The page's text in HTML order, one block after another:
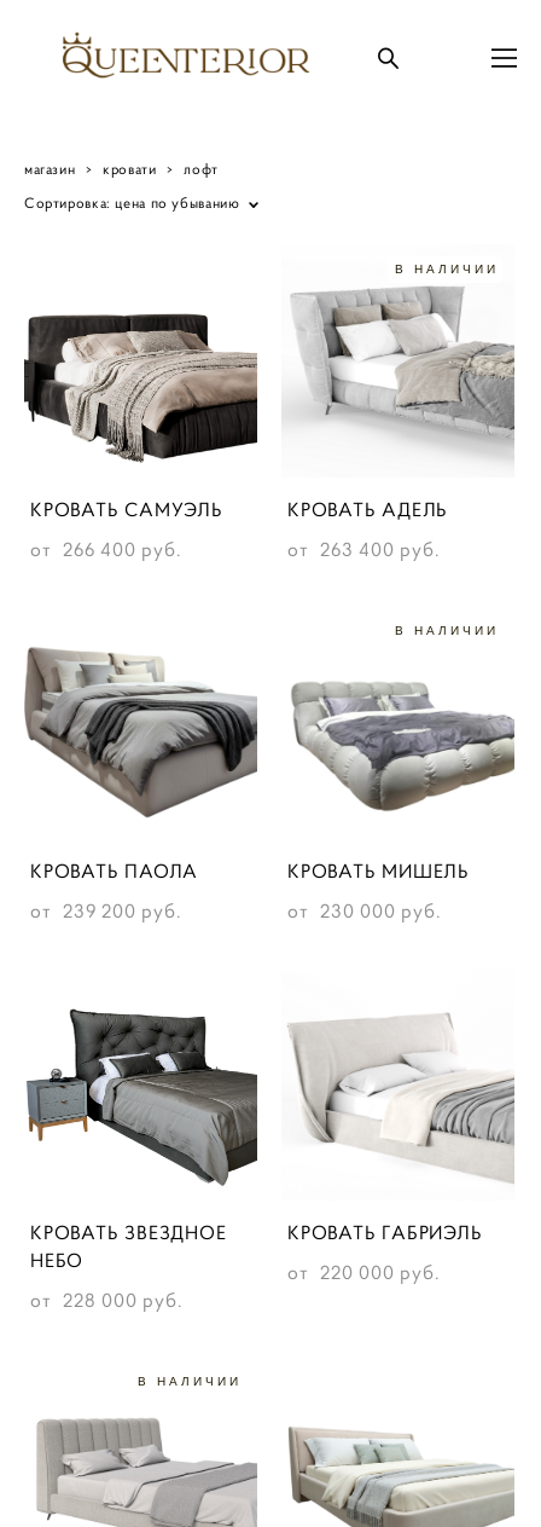
магазин > кровати >
лофт
Сортировка: цена по убыванию
КРОВАТЬ САМУЭЛЬ
от 266 400 pуб.
В НАЛИЧИИ
КРОВАТЬ АДЕЛЬ
от 263 400 pуб.
КРОВАТЬ ПАОЛА
от 239 200 pуб.
В НАЛИЧИИ
КРОВАТЬ МИШЕЛЬ
от 230 000 pуб.
КРОВАТЬ ЗВЕЗДНОЕ
НЕБО
от 228 000 pуб.
КРОВАТЬ ГАБРИЭЛЬ
от 220 000 pуб.
В НАЛИЧИИ